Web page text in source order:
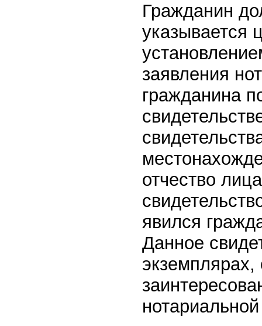
Гражданин
указывается
заявления
гражданина
отчество
явился
Данное
экземплярах,